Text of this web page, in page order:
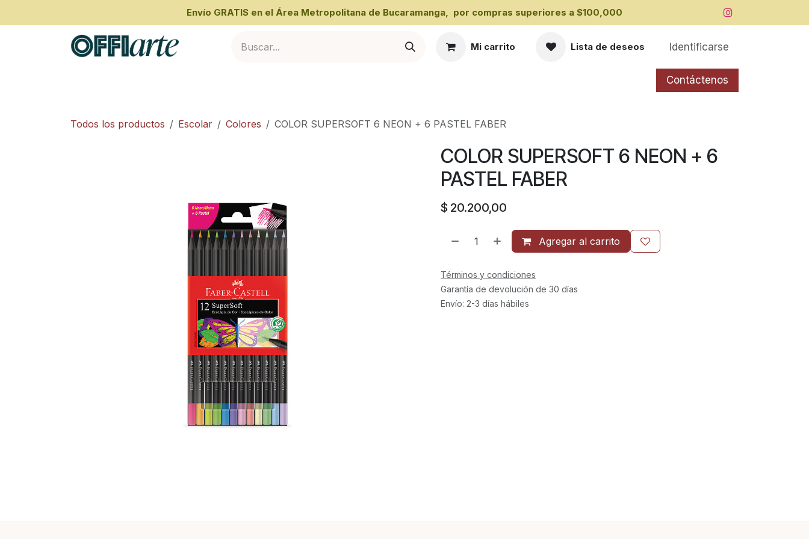
​Envío GRATIS en el Área Metropolitana de Bucaramanga, por compras superiores a ​$100,000
Mi carrito Lista de deseos Identificarse
Contáctenos
Todos los productos Escolar Colores COLOR SUPERSOFT 6 NEON + 6 PASTEL FABER
COLOR SUPERSOFT 6 NEON + 6
PASTEL FABER
$ 20.200,00
Agregar al carrito
Términos y condiciones
Garantía de devolución de 30 días
Envío: 2-3 días hábiles